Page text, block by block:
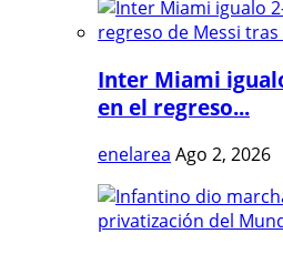
Inter Miami
en el regreso...
enelarea Ago 2, 2026